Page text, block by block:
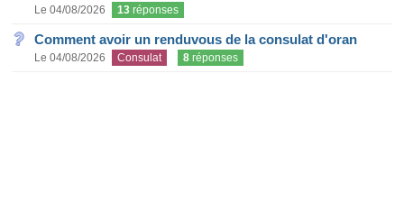
Le 04/08/2026 13 réponses
Comment avoir un renduvous de la consulat d'oran
Le 04/08/2026 Consulat 8 réponses